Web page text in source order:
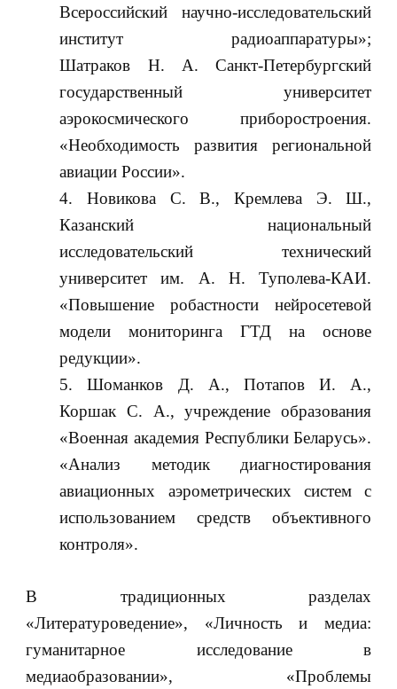
Всероссийский научно-исследовательский
институт радиоаппаратуры»;
Шатраков Н. А. Санкт-Петербургский
государственный университет
аэрокосмического приборостроения.
«Необходимость развития региональной
авиации России».
Новикова С. В., Кремлева Э. Ш.,
Казанский национальный
исследовательский технический
университет им. А. Н. Туполева-КАИ.
«Повышение робастности нейросетевой
модели мониторинга ГТД на основе
редукции».
Шоманков Д. А., Потапов И. А.,
Коршак С. А., учреждение образования
«Военная академия Республики Беларусь».
«Анализ методик диагностирования
авиационных аэрометрических систем с
использованием средств объективного
контроля».
В традиционных разделах
«Литературоведение», «Личность и медиа:
гуманитарное исследование в
медиаобразовании», «Проблемы